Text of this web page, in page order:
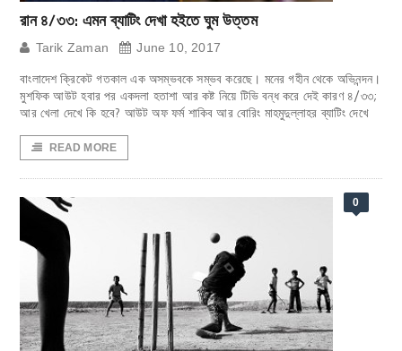
রান ৪/৩৩: এমন ব্যাটিং দেখা হইতে ঘুম উত্তম
Tarik Zaman June 10, 2017
বাংলাদেশ ক্রিকেট গতকাল এক অসম্ভবকে সম্ভব করেছে। মনের গহীন থেকে অভিনন্দন।
মুশফিক আউট হবার পর একদলা হতাশা আর কষ্ট নিয়ে টিভি বন্ধ করে দেই কারণ ৪/৩৩;
আর খেলা দেখে কি হবে? আউট অফ ফর্ম শাকিব আর বোরিং মাহমুদুল্লাহর ব্যাটিং দেখে
READ MORE
0